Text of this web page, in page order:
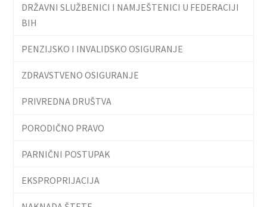
DRŽAVNI SLUŽBENICI I NAMJEŠTENICI U FEDERACIJI
BIH
PENZIJSKO I INVALIDSKO OSIGURANJE
ZDRAVSTVENO OSIGURANJE
PRIVREDNA DRUŠTVA
PORODIČNO PRAVO
PARNIČNI POSTUPAK
EKSPROPRIJACIJA